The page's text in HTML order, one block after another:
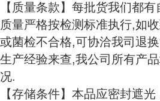
【质量条款】每批货我们都
质量严格按检测标准执行,如
或菌检不合格,可协洽我司退
生产经验来查,我公司所有产
况.
【存储条件】本品应密封遮